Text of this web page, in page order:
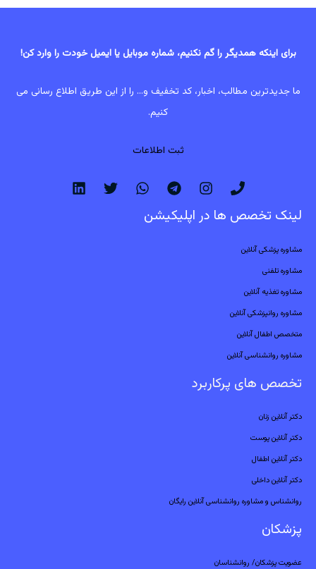
برای اینکه همدیگر را گم نکنیم، شماره موبایل یا ایمیل خودت را وارد کن!
ما جدیدترین مطالب، اخبار، کد تخفیف و... را از این طریق اطلاع رسانی می
کنیم.
ثبت اطلاعات
لینک تخصص ها در اپلیکیشن
مشاوره پزشکی آنلاین
مشاوره تلفنی
مشاوره تغذیه آنلاین
مشاوره روانپزشکی آنلاین
متخصص اطفال آنلاین
مشاوره روانشناسی آنلاین
تخصص های پرکاربرد
دکتر آنلاین زنان
دکتر آنلاین پوست
دکتر آنلاین اطفال
دکتر آنلاین داخلی
روانشناس و مشاوره روانشناسی آنلاین رایگان
پزشکان
عضویت پزشکان/ روانشناسان